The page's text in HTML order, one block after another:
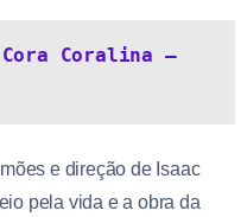
Coralina –
e direção de Isaac
pela vida e a obra da